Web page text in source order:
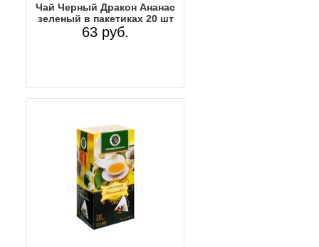
Чай Черный Дракон Ананас
зеленый в пакетиках 20 шт
63 руб.